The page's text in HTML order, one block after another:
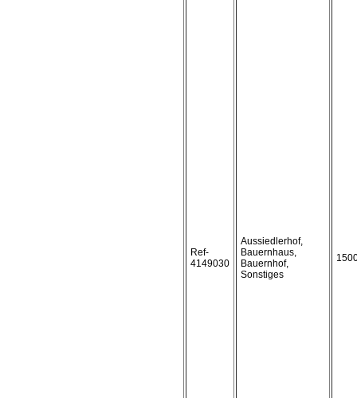
Ref-
4149030
Aussiedlerhof,
Bauernhaus,
Bauernhof,
Sonstiges